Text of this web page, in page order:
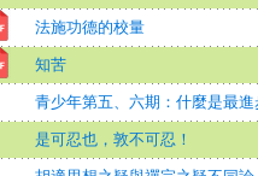
法施功德的校量
知苦
青少年第五、六期：什麼是最進
是可忍也，敦不可忍！